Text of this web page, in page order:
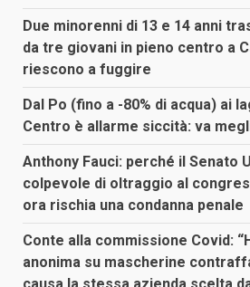
Due minorenni di 13 e 14 anni
da tre giovani in pieno centro a
riescono a fuggire
Dal Po (fino a -80% di acqua) ai
Centro è allarme siccità: va
Anthony Fauci: perché il Senato
colpevole di oltraggio al
ora rischia una condanna penale
Conte alla commissione Covid:
anonima su mascherine
causa la stessa azienda scelta